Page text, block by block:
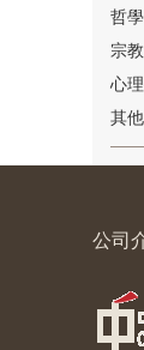
⑳
哲學
宗教
心
其他
公司